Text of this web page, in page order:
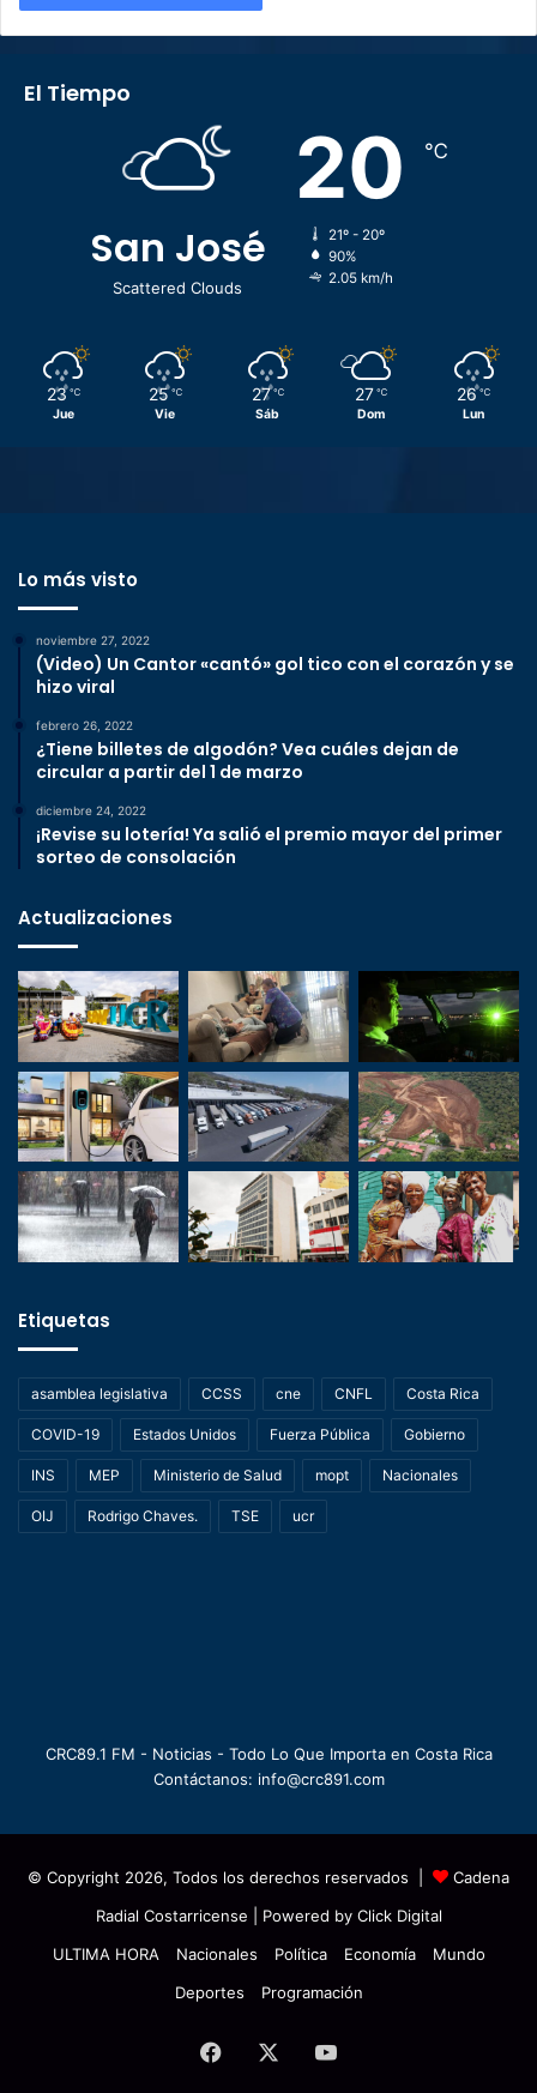
El Tiempo
San José
Scattered Clouds
20 ℃
21º - 20º
90%
2.05 km/h
23 ℃
Jue
25 ℃
Vie
27 ℃
Sáb
27 ℃
Dom
26 ℃
Lun
Lo más visto
noviembre 27, 2022
(Video) Un Cantor «cantó» gol tico con el corazón y se
hizo viral
febrero 26, 2022
¿Tiene billetes de algodón? Vea cuáles dejan de
circular a partir del 1 de marzo
diciembre 24, 2022
¡Revise su lotería! Ya salió el premio mayor del primer
sorteo de consolación
Actualizaciones
Etiquetas
asamblea legislativa CCSS cne CNFL Costa Rica
COVID-19 Estados Unidos Fuerza Pública Gobierno
INS MEP Ministerio de Salud mopt Nacionales
OIJ Rodrigo Chaves. TSE ucr
CRC89.1 FM - Noticias - Todo Lo Que Importa en Costa Rica
Contáctanos: info@crc891.com
© Copyright 2026, Todos los derechos reservados |
Cadena
Radial Costarricense | Powered by Click Digital
ULTIMA HORA
Nacionales Política Economía
Mundo
Deportes
Programación
Facebook